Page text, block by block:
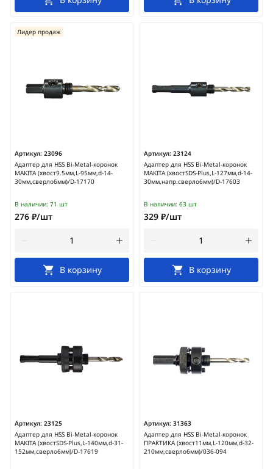
Артикул: 23096
Адаптер для HSS Bi-Metal-коронок
MAKITA (хвост9.5мм,L-95мм,d-14-
30мм,сверло6мм)/D-17170
Лидер продаж
В наличии: 71 шт
276 ₽/шт
В корзину
Артикул: 23124
Адаптер для HSS Bi-Metal-коронок
MAKITA (хвостSDS-Plus,L-127мм,d-14-
30мм,напр.сверло6мм)/D-17603
В наличии: 63 шт
329 ₽/шт
В корзину
Артикул: 23125
Адаптер для HSS Bi-Metal-коронок
MAKITA (хвостSDS-Plus,L-140мм,d-31-
152мм,сверло6мм)/D-17619
Артикул: 31363
Адаптер для HSS Bi-Metal-коронок
ПРАКТИКА (хвост11мм,L-120мм,d-32-
210мм,сверло6мм)/036-094